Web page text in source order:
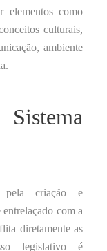
elementos como
culturais,
ambiente
pela criação e
com a
diretamente as
legislativo é